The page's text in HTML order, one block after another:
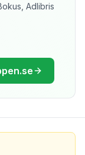
Adlibris